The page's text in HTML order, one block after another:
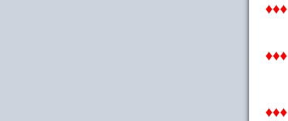
♦♦♦
♦♦♦
♦♦♦